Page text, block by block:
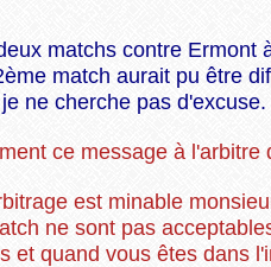
matchs contre Ermont
match aurait pu être
ne cherche pas d'excuse.
ce message à l'arbitre
est minable
ne sont pas
et quand vous êtes dans